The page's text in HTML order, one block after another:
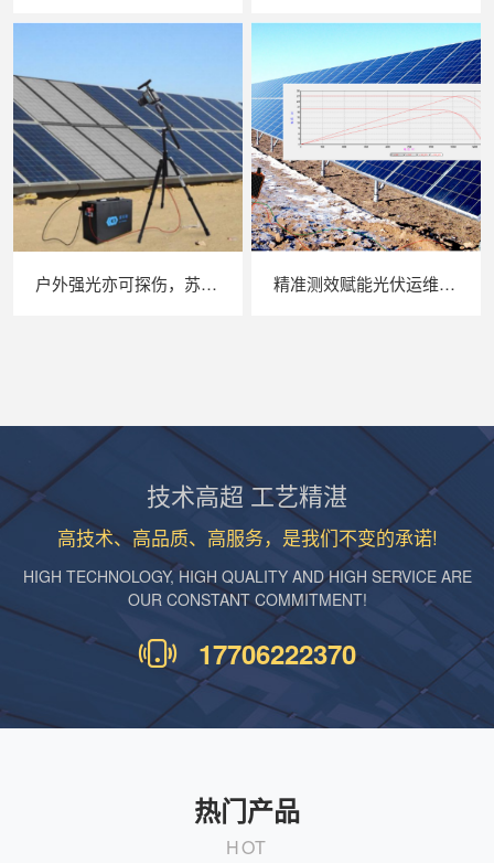
户外强光亦可探伤，苏州 LAILX LXG30 便携式 EL 检测仪重塑光伏组件无损检测标准 精准测效赋能光伏运维，苏州 LAILX LX‑PV32 便携式 IV 测试仪打造现场检测新标杆
技术高超 工艺精湛
高技术、高品质、高服务，是我们不变的承诺!
HIGH TECHNOLOGY, HIGH QUALITY AND HIGH SERVICE ARE
OUR CONSTANT COMMITMENT!
17706222370
热门产品
HOT